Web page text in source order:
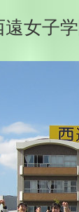
遠女子